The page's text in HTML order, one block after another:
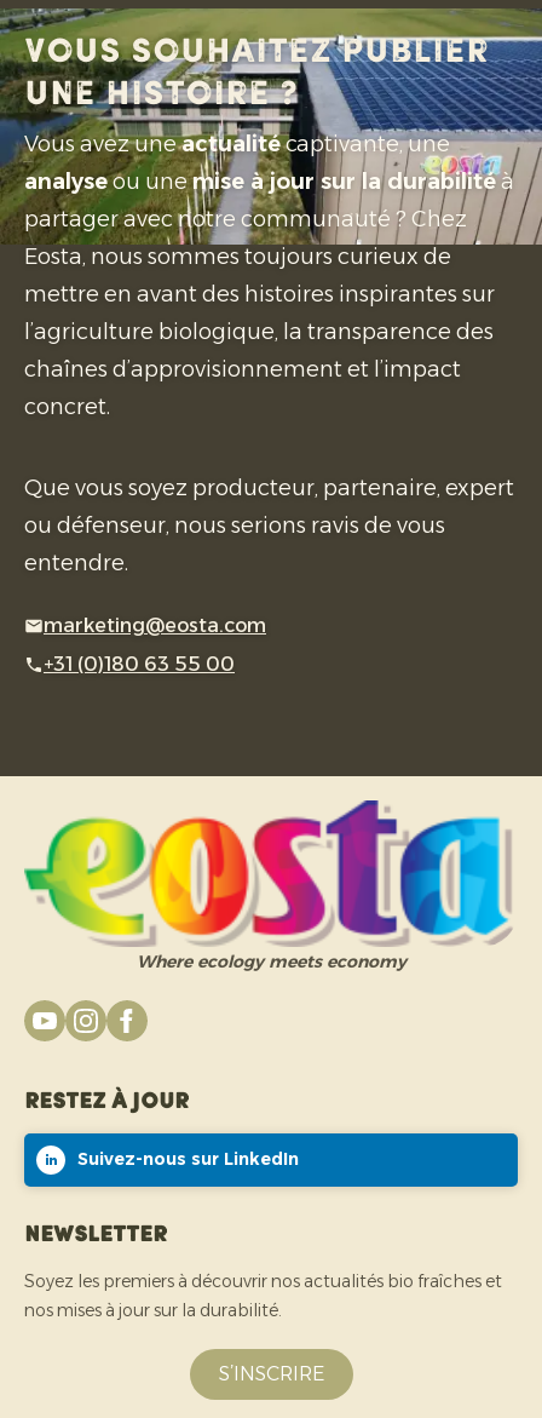
Vous souhaitez publier
une histoire ?
Vous avez uneactualitécaptivante, une
analyseou unemise à jour sur la durabilitéà
partager avec notre communauté ? Chez
Eosta, nous sommes toujours curieux de
mettre en avant des histoires inspirantes sur
l’agriculture biologique, la transparence des
chaînes d’approvisionnement et l’impact
concret.
Que vous soyez producteur, partenaire, expert
ou défenseur, nous serions ravis de vous
entendre.
marketing@eosta.com
+31 (0)180 63 55 00
Where ecology meets economy
Restez à jour
Suivez-nous sur LinkedIn
Newsletter
Soyez les premiers à découvrir nos actualités bio fraîches et
nos mises à jour sur la durabilité.
S’INSCRIRE